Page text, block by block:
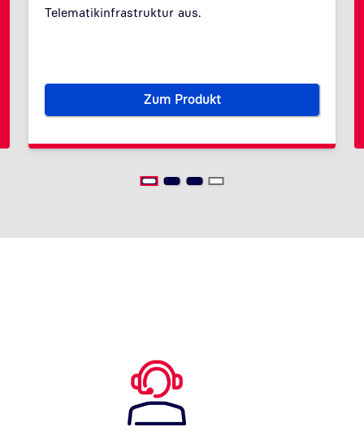
Telematikinfrastruktur aus.
Zum ProduktElektronischer